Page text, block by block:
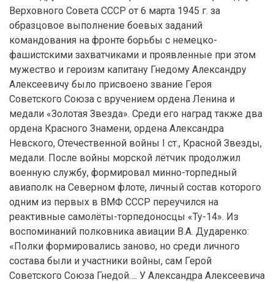
Верховного Совета СССР от 6 марта 1945 г. за
образцовое выполнение боевых заданий
командования на фронте борьбы с немецко-
фашистскими захватчиками и проявленные при этом
мужество и героизм капитану Гнедому Александру
Алексеевичу было присвоено звание Героя
Советского Союза с вручением ордена Ленина и
медали «Золотая Звезда». Среди его наград также два
ордена Красного Знамени, ордена Александра
Невского, Отечественной войны I ст., Красной Звезды,
медали. После войны морской лётчик продолжил
военную службу, формировал минно-торпедный
авиаполк на Северном флоте, личный состав которого
одним из первых в ВМФ СССР переучился на
реактивные самолёты-торпедоносцы «Ту-14». Из
воспоминаний полковника авиации В.А. Дударенко:
«Полки формировались заново, но среди личного
состава были и участники войны, сам Герой
Советского Союза Гнедой…. У Александра Алексеевича